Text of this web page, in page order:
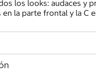
los looks: audaces y
la parte frontal y la